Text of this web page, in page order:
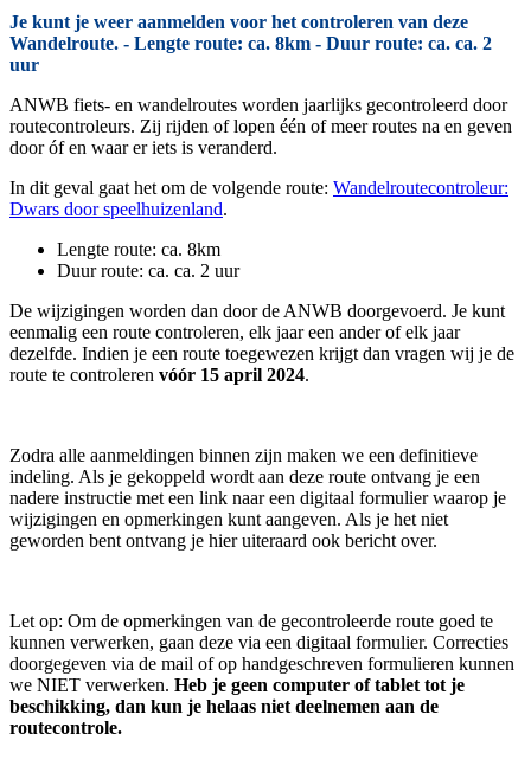
Je kunt je weer aanmelden voor het controleren van deze
Wandelroute. - Lengte route: ca. 8km - Duur route: ca. ca. 2
uur
ANWB fiets- en wandelroutes worden jaarlijks gecontroleerd door
routecontroleurs. Zij rijden of lopen één of meer routes na en geven
door óf en waar er iets is veranderd.
In dit geval gaat het om de volgende route: Wandelroutecontroleur:
Dwars door speelhuizenland.
Lengte route: ca. 8km
Duur route: ca. ca. 2 uur
De wijzigingen worden dan door de ANWB doorgevoerd. Je kunt
eenmalig een route controleren, elk jaar een ander of elk jaar
dezelfde. Indien je een route toegewezen krijgt dan vragen wij je de
route te controleren vóór 15 april 2024.
Zodra alle aanmeldingen binnen zijn maken we een definitieve
indeling. Als je gekoppeld wordt aan deze route ontvang je een
nadere instructie met een link naar een digitaal formulier waarop je
wijzigingen en opmerkingen kunt aangeven. Als je het niet
geworden bent ontvang je hier uiteraard ook bericht over.
Let op: Om de opmerkingen van de gecontroleerde route goed te
kunnen verwerken, gaan deze via een digitaal formulier. Correcties
doorgegeven via de mail of op handgeschreven formulieren kunnen
we NIET verwerken. Heb je geen computer of tablet tot je
beschikking, dan kun je helaas niet deelnemen aan de
routecontrole.